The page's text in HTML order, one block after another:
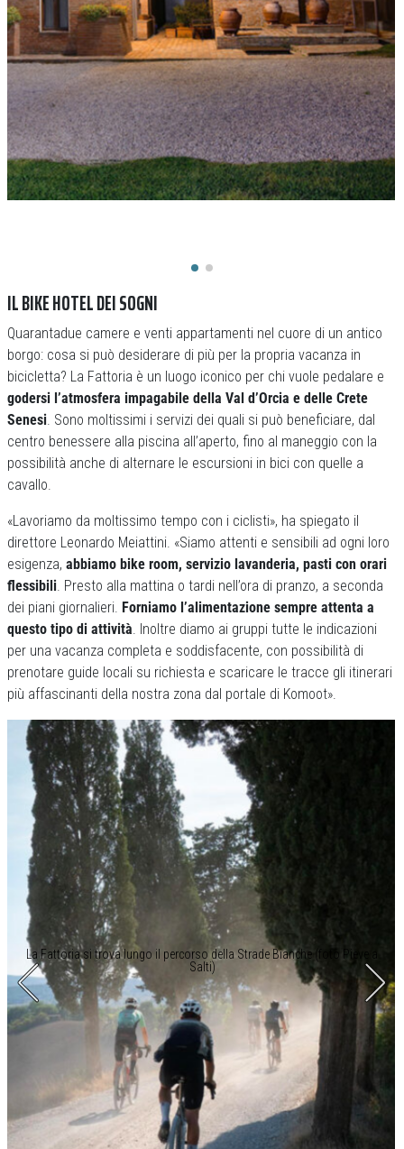
IL BIKE HOTEL DEI SOGNI
Quarantadue camere e venti appartamenti nel cuore di un antico
borgo: cosa si può desiderare di più per la propria vacanza in
bicicletta? La Fattoria è un luogo iconico per chi vuole pedalare e
godersi l’atmosfera impagabile della Val d’Orcia e delle Crete
Senesi. Sono moltissimi i servizi dei quali si può beneficiare, dal
centro benessere alla piscina all’aperto, fino al maneggio con la
possibilità anche di alternare le escursioni in bici con quelle a
cavallo.
«Lavoriamo da moltissimo tempo con i ciclisti», ha spiegato il
direttore Leonardo Meiattini. «Siamo attenti e sensibili ad ogni loro
esigenza, abbiamo bike room, servizio lavanderia, pasti con orari
flessibili. Presto alla mattina o tardi nell’ora di pranzo, a seconda
dei piani giornalieri. Forniamo l’alimentazione sempre attenta a
questo tipo di attività. Inoltre diamo ai gruppi tutte le indicazioni
per una vacanza completa e soddisfacente, con possibilità di
prenotare guide locali su richiesta e scaricare le tracce gli itinerari
più affascinanti della nostra zona dal portale di Komoot».
La Fattoria si trova lungo il percorso della Strade Bianche (foto Pieve a
Salti)